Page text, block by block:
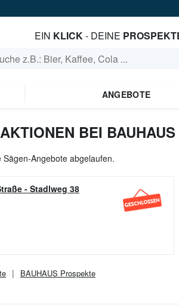
EIN KLICK- DEINE
ANGEBOTE
BEI BAUHAUS
Sägen-Angebote abgelaufen.
- Stadlweg 38
BAUHAUS Prospekte